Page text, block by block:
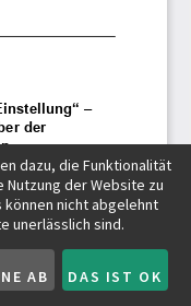
dazu, die Funktionalität
der Website zu
können nicht abgelehnt
unerlässlich sind.
AB DAS IST OK